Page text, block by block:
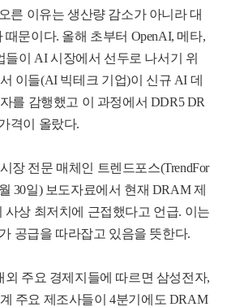
른 이유는 생산량 감소가 아니라 대
때문이다. 올해 초부터 OpenAI, 메타,
들이 AI 시장에서 선두로 나서기 위
이 들(AI 빅테 크 기 업)이 신규 AI 데
자를 감행했고 이 과정에서 DDR5DR
격이 올랐다.
장 전문 매체인 트렌드포스(TrendFor
30일) 보도자료에서 현재 DRAM 제
사상 최저치에 근접했다고 언급. 이는
공급을 따라잡고 있음을 뜻한다.
외 주요 경제지들에 따르면 삼성전자,
주요 제조사들이 4분기에도 DRAM